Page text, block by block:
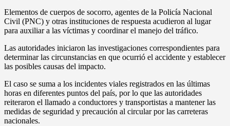
Elementos de cuerpos de socorro, agentes de la Policía Nacional
Civil (PNC) y otras instituciones de respuesta acudieron al lugar
para auxiliar a las víctimas y coordinar el manejo del tráfico.
Las autoridades iniciaron las investigaciones correspondientes para
determinar las circunstancias en que ocurrió el accidente y establecer
las posibles causas del impacto.
El caso se suma a los incidentes viales registrados en las últimas
horas en diferentes puntos del país, por lo que las autoridades
reiteraron el llamado a conductores y transportistas a mantener las
medidas de seguridad y precaución al circular por las carreteras
nacionales.